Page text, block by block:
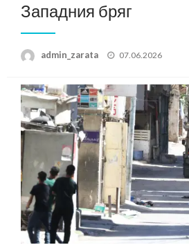
Западния бряг
admin_zarata
Posted
07.06.2026